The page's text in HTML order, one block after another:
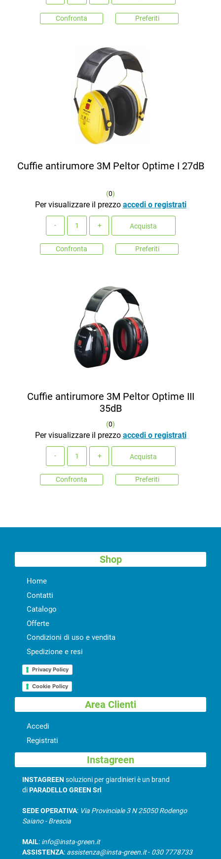
Confronta Preferiti
Cuffie antirumore 3M Peltor Optime I 27dB
(0)
Per visualizzare il prezzo accedi o registrati
Acquista
Confronta Preferiti
Cuffie antirumore 3M Peltor Optime III
35dB
(0)
Per visualizzare il prezzo accedi o registrati
Acquista
Confronta Preferiti
Shop
Home
Contatti
Catalogo
Offerte
Condizioni di uso e vendita
Spedizione e resi
Privacy Policy
Cookie Policy
Area Clienti
Accedi
Registrati
Instagreen
INSTAGREEN soluzioni per giardinieri è un brand
diPARADELLO GREEN Srl
SEDE OPERATIVA: Via Provinciale 3 N 25050 Rodengo
Saiano - Brescia
MAIL: info@insta-green.it
ASSISTENZA: assistenza@insta-green.it- 030 7778733